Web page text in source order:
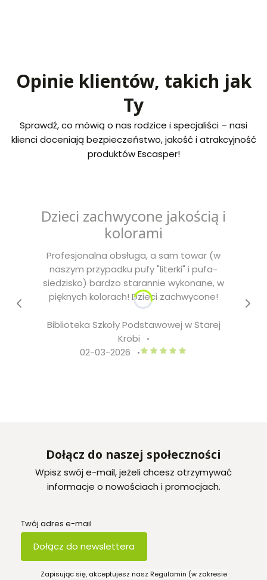
Opinie klientów, takich jak
Ty
Sprawdź, co mówią o nas rodzice i specjaliści – nasi
klienci doceniają bezpieczeństwo, jakość i atrakcyjność
produktów Escasper!
Dzieci zachwycone jakością i
kolorami
Profesjonalna obsługa, a sam towar (w
naszym przypadku pufy "literki" i pufa-
siedzisko) bardzo starannie wykonane, w
pięknych kolorach! Dzieci zachwycone!
Biblioteka Szkoły Podstawowej w Starej
Krobi
02-03-2026
Biblioteka Szkoły
Dołącz do naszej społeczności
Wpisz swój e-mail, jeżeli chcesz otrzymywać
informacje o nowościach i promocjach.
Twój adres e-mail
Dołącz do newslettera
Zapisując się, akceptujesz nasz Regulamin (w zakresie